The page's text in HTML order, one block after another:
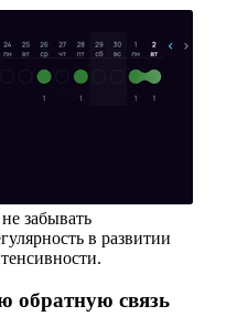
забывать
в развитии
обратную связь